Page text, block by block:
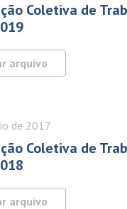
Coletiva de
arquivo
de 2017
Coletiva de
arquivo